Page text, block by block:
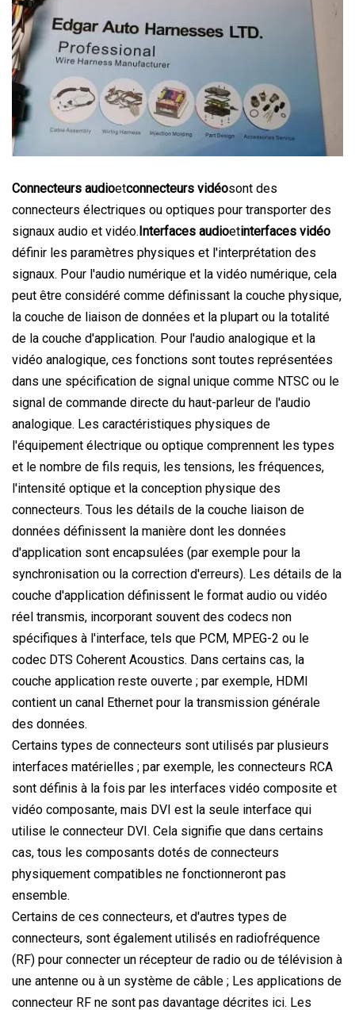
Connecteurs audioetconnecteurs vidéosont des
connecteurs électriques ou optiques pour transporter des
signaux audio et vidéo.Interfaces audioetinterfaces vidéo
définir les paramètres physiques et l'interprétation des
signaux. Pour l'audio numérique et la vidéo numérique, cela
peut être considéré comme définissant la couche physique,
la couche de liaison de données et la plupart ou la totalité
de la couche d'application. Pour l'audio analogique et la
vidéo analogique, ces fonctions sont toutes représentées
dans une spécification de signal unique comme NTSC ou le
signal de commande directe du haut-parleur de l'audio
analogique. Les caractéristiques physiques de
l'équipement électrique ou optique comprennent les types
et le nombre de fils requis, les tensions, les fréquences,
l'intensité optique et la conception physique des
connecteurs. Tous les détails de la couche liaison de
données définissent la manière dont les données
d'application sont encapsulées (par exemple pour la
synchronisation ou la correction d'erreurs). Les détails de la
couche d'application définissent le format audio ou vidéo
réel transmis, incorporant souvent des codecs non
spécifiques à l'interface, tels que PCM, MPEG-2 ou le
codec DTS Coherent Acoustics. Dans certains cas, la
couche application reste ouverte ; par exemple, HDMI
contient un canal Ethernet pour la transmission générale
des données.
Certains types de connecteurs sont utilisés par plusieurs
interfaces matérielles ; par exemple, les connecteurs RCA
sont définis à la fois par les interfaces vidéo composite et
vidéo composante, mais DVI est la seule interface qui
utilise le connecteur DVI. Cela signifie que dans certains
cas, tous les composants dotés de connecteurs
physiquement compatibles ne fonctionneront pas
ensemble.
Certains de ces connecteurs, et d'autres types de
connecteurs, sont également utilisés en radiofréquence
(RF) pour connecter un récepteur de radio ou de télévision à
une antenne ou à un système de câble ; Les applications de
connecteur RF ne sont pas davantage décrites ici. Les